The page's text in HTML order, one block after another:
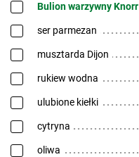
Bulion warzywny Knorr
ser parmezan
musztarda Dijon
rukiew wodna
ulubione kiełki
cytryna
oliwa